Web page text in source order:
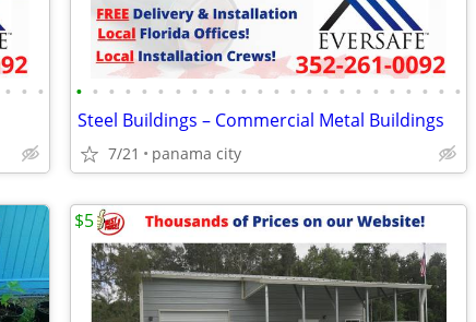
• • • • • • • • • • • • • • • • • • • • • • • • • • •
Steel Buildings – Commercial Metal Buildings
7/21 panama city
$5